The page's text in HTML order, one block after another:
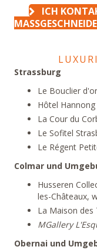
ICH
Strassburg
Le Bouclier d'or
Hôtel Hannong
La Cour du
Le Sofitel
Le Régent
Colmar und
Husseren
les-Châteaux,
La Maison des
MGallery
Obernai und